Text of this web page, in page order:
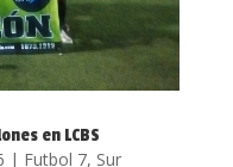
en LCBS
| Futbol 7, Sur